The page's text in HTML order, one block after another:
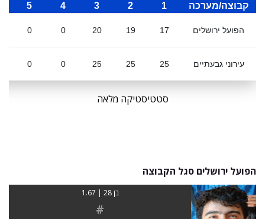
קבוצה/מערכה 1
2
3
4
5
הפועל ירושלים 17
19
20
0
0
עירוני גבעתיים 25
25
25
0
0
סטטיסטיקה מלאה
הפועל ירושלים סגל הקבוצה
בן 28 | 1.67
#